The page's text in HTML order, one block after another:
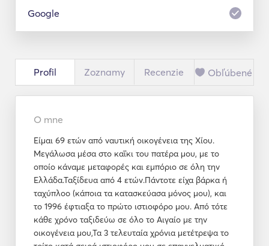
Google
Profil Zoznamy Recenzie Obľúbené
O mne
Είμαι 69 ετών από ναυτική οικογένεια της Χίου.
Μεγάλωσα μέσα στο καΐκι του πατέρα μου, με το
οποίο κάναμε μεταφορές και εμπόριο σε όλη την
Ελλάδα.Ταξίδευα από 4 ετών.Πάντοτε είχα βάρκα ή
ταχύπλοο (κάποια τα κατασκεύασα μόνος μου), και
το 1996 έφτιαξα το πρώτο ιστιοφόρο μου. Από τότε
κάθε χρόνο ταξιδεύω σε όλο το Αιγαίο με την
οικογένεια μου,Τα 3 τελευταία χρόνια μετέτρεψα το